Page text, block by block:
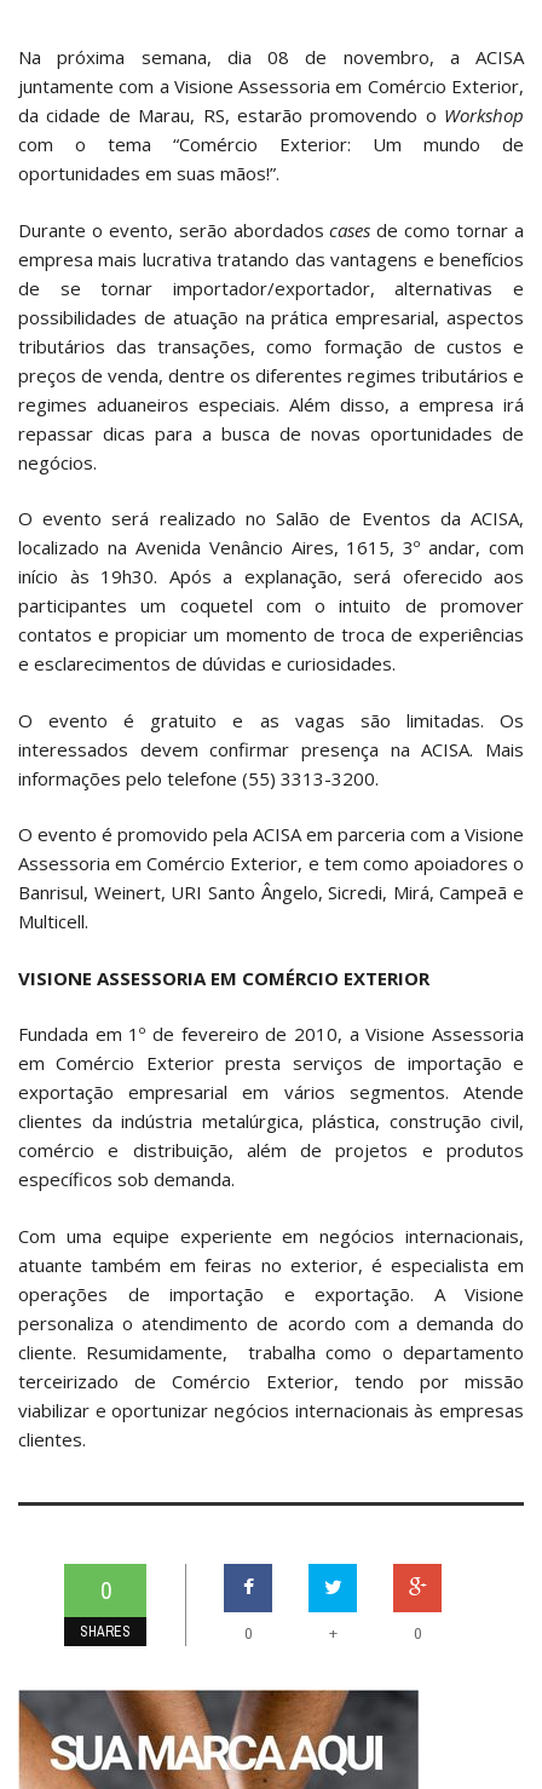
Na próxima semana, dia 08 de novembro, a ACISA
juntamente com a Visione Assessoria em Comércio Exterior,
da cidade de Marau, RS, estarão promovendo o Workshop
com o tema “Comércio Exterior: Um mundo de
oportunidades em suas mãos!”.
Durante o evento, serão abordadoscases de como tornar a
empresa mais lucrativa tratando das vantagens e benefícios
de se tornar importador/exportador, alternativas e
possibilidades de atuação na prática empresarial, aspectos
tributários das transações, como formação de custos e
preços de venda, dentre os diferentes regimes tributários e
regimes aduaneiros especiais. Além disso, a empresa irá
repassar dicas para a busca de novas oportunidades de
negócios.
O evento será realizado no Salão de Eventos da ACISA,
localizado na Avenida Venâncio Aires, 1615, 3º andar, com
início às 19h30. Após a explanação, será oferecido aos
participantes um coquetel com o intuito de promover
contatos e propiciar um momento de troca de experiências
e esclarecimentos de dúvidas e curiosidades.
O evento é gratuito e as vagas são limitadas. Os
interessados devem confirmar presença na ACISA. Mais
informações pelo telefone (55) 3313-3200.
O evento é promovido pela ACISA em parceria com a Visione
Assessoria em Comércio Exterior, e tem como apoiadores o
Banrisul, Weinert, URI Santo Ângelo, Sicredi, Mirá, Campeã e
Multicell.
VISIONE ASSESSORIA EM COMÉRCIO EXTERIOR
Fundada em 1º de fevereiro de 2010, a Visione Assessoria
em Comércio Exterior presta serviços de importação e
exportação empresarial em vários segmentos. Atende
clientes da indústria metalúrgica, plástica, construção civil,
comércio e distribuição, além de projetos e produtos
específicos sob demanda.
Com uma equipe experiente em negócios internacionais,
atuante também em feiras no exterior, é especialista em
operações de importação e exportação. A Visione
personaliza o atendimento de acordo com a demanda do
cliente. Resumidamente, trabalha como o departamento
terceirizado de Comércio Exterior, tendo por missão
viabilizar e oportunizar negócios internacionais às empresas
clientes.
0
SHARES 0 + 0